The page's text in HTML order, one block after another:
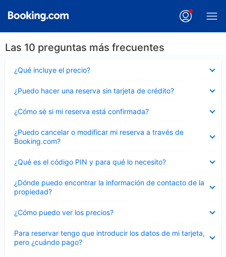
Las 10 preguntas más frecuentes
¿Qué incluye el precio?
cerrado
¿Puedo hacer una reserva sin tarjeta de crédito?
cerrado
¿Cómo sé si mi reserva está confirmada?
cerrado
¿Puedo cancelar o modificar mi reserva a través de
Booking.com?
cerrado
¿Qué es el código PIN y para qué lo necesito?
cerrado
¿Dónde puedo encontrar la información de contacto de la
propiedad?
cerrado
¿Cómo puedo ver los precios?
cerrado
Para reservar tengo que introducir los datos de mi tarjeta,
pero ¿cuándo pago?
cerrado